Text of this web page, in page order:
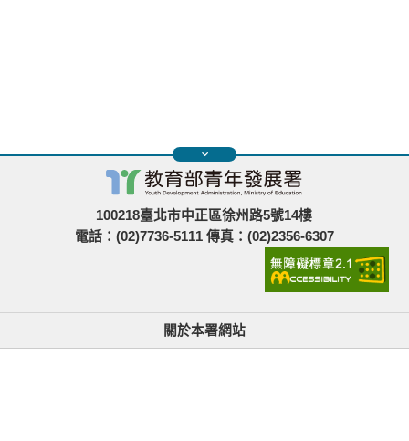
100218臺北市中正區徐州路5號14樓
電話：(02)7736-5111 傳真：(02)2356-6307
關於本署網站